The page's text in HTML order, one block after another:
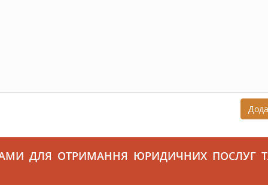
ДЛЯ ОТРИМАННЯ ЮРИДИЧНИХ ПОСЛУГ